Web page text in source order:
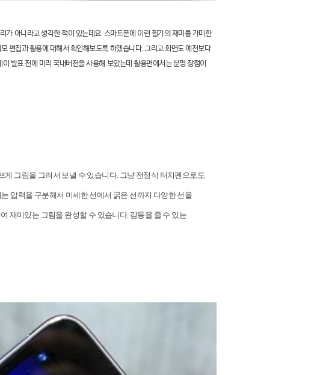
가 아니라고 생각한 적이 있는데요.스마트폰에 이런 필기의 재미를 가미한
편집과 활용에 대해서 확인해보도록 하겠습니다.그리고 화면도 예전보다
발표 전에 미리 국내버전을 사용해 보았는데 활용면에서는 분명 장점이
게 그림을 그려서 보낼 수 있습니다. 그냥 전정식 터치펜으로도
압력을 구분해서 미세한 선에서 굵은 선까지 다양한 선을
재미있는 그림을 완성할 수 있습니다. 감동을 줄 수 있는